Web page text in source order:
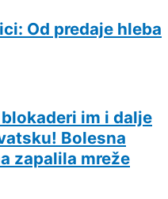
Od predaje hleba
im i dalje
Bolesna
zapalila mreže